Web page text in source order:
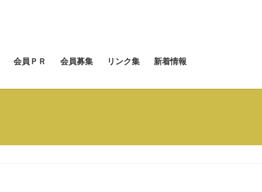
会員ＰＲ 会員募集 リンク集 新着情報